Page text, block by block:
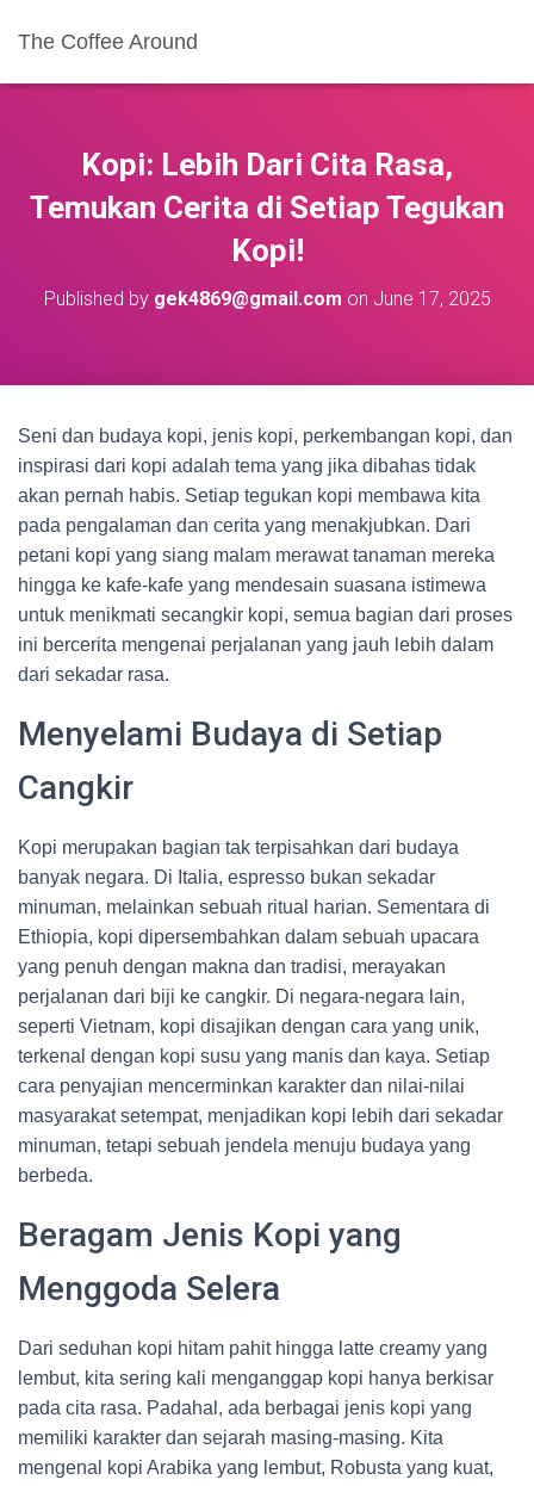
The Coffee Around
Kopi: Lebih Dari Cita Rasa,
Temukan Cerita di Setiap Tegukan
Kopi!
Published by gek4869@gmail.com on June 17, 2025
Seni dan budaya kopi, jenis kopi, perkembangan kopi, dan
inspirasi dari kopi adalah tema yang jika dibahas tidak
akan pernah habis. Setiap tegukan kopi membawa kita
pada pengalaman dan cerita yang menakjubkan. Dari
petani kopi yang siang malam merawat tanaman mereka
hingga ke kafe-kafe yang mendesain suasana istimewa
untuk menikmati secangkir kopi, semua bagian dari proses
ini bercerita mengenai perjalanan yang jauh lebih dalam
dari sekadar rasa.
Menyelami Budaya di Setiap
Cangkir
Kopi merupakan bagian tak terpisahkan dari budaya
banyak negara. Di Italia, espresso bukan sekadar
minuman, melainkan sebuah ritual harian. Sementara di
Ethiopia, kopi dipersembahkan dalam sebuah upacara
yang penuh dengan makna dan tradisi, merayakan
perjalanan dari biji ke cangkir. Di negara-negara lain,
seperti Vietnam, kopi disajikan dengan cara yang unik,
terkenal dengan kopi susu yang manis dan kaya. Setiap
cara penyajian mencerminkan karakter dan nilai-nilai
masyarakat setempat, menjadikan kopi lebih dari sekadar
minuman, tetapi sebuah jendela menuju budaya yang
berbeda.
Beragam Jenis Kopi yang
Menggoda Selera
Dari seduhan kopi hitam pahit hingga latte creamy yang
lembut, kita sering kali menganggap kopi hanya berkisar
pada cita rasa. Padahal, ada berbagai jenis kopi yang
memiliki karakter dan sejarah masing-masing. Kita
mengenal kopi Arabika yang lembut, Robusta yang kuat,